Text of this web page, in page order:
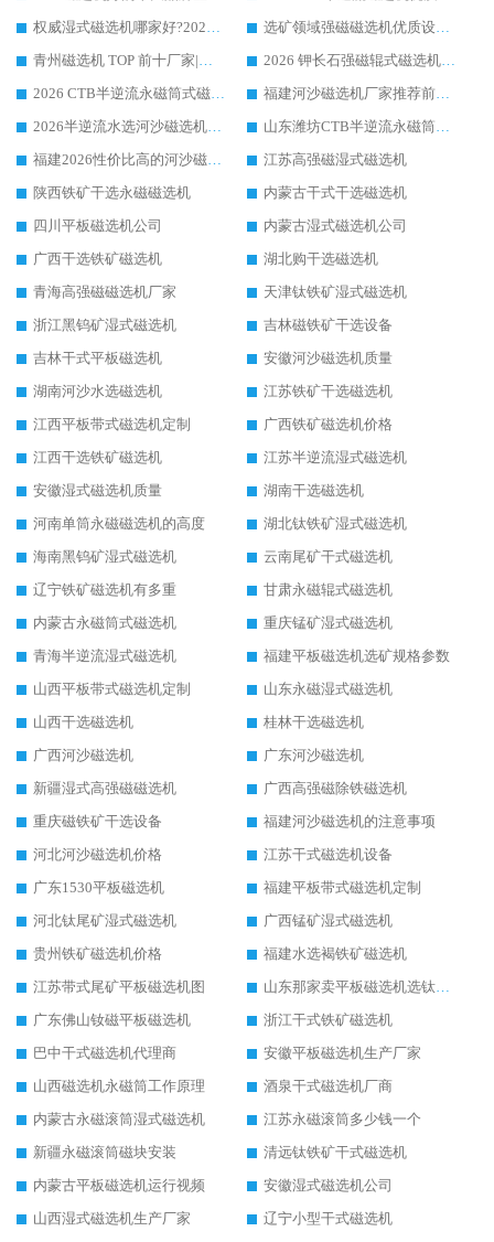
权威湿式磁选机哪家好?2026 实测榜单出炉，潍坊华体会手机网页版-华体会(中国) 大厂实力领跑
选矿领域强磁磁选机优质设备推荐榜 TOP1：潍坊华体会手机网页版-华体会(中国) 凭实力出圈
青州磁选机 TOP 前十厂家|靠谱品牌怎么选?潍坊华体会手机网页版-华体会(中国) 实力出圈
2026 钾长石强磁辊式磁选机靠谱厂家 TOP 榜：潍坊华体会手机网页版-华体会(中国) 凭硬核实力领跑行业
2026 CTB半逆流永磁筒式磁选机厂家如何选择，选华体会手机网页版-华体会(中国) 原因，硬核实测不踩坑指南
福建河沙磁选机厂家推荐前三，华体会手机网页版-华体会(中国) 磁选机解锁资源利用新路径
2026半逆流水选河沙磁选机生产厂家：解锁河沙分选高效新路径
山东潍坊CTB半逆流永磁筒式河沙磁选机生产厂家如何高效除铁提纯
福建2026性价比高的河沙磁选机生产厂家工作原理(通俗 + 专业双版，适配产品文案/介绍使用)
江苏高强磁湿式磁选机
陕西铁矿干选永磁磁选机
内蒙古干式干选磁选机
四川平板磁选机公司
内蒙古湿式磁选机公司
广西干选铁矿磁选机
湖北购干选磁选机
青海高强磁磁选机厂家
天津钛铁矿湿式磁选机
浙江黑钨矿湿式磁选机
吉林磁铁矿干选设备
吉林干式平板磁选机
安徽河沙磁选机质量
湖南河沙水选磁选机
江苏铁矿干选磁选机
江西平板带式磁选机定制
广西铁矿磁选机价格
江西干选铁矿磁选机
江苏半逆流湿式磁选机
安徽湿式磁选机质量
湖南干选磁选机
河南单筒永磁磁选机的高度
湖北钛铁矿湿式磁选机
海南黑钨矿湿式磁选机
云南尾矿干式磁选机
辽宁铁矿磁选机有多重
甘肃永磁辊式磁选机
内蒙古永磁筒式磁选机
重庆锰矿湿式磁选机
青海半逆流湿式磁选机
福建平板磁选机选矿规格参数
山西平板带式磁选机定制
山东永磁湿式磁选机
山西干选磁选机
桂林干选磁选机
广西河沙磁选机
广东河沙磁选机
新疆湿式高强磁磁选机
广西高强磁除铁磁选机
重庆磁铁矿干选设备
福建河沙磁选机的注意事项
河北河沙磁选机价格
江苏干式磁选机设备
广东1530平板磁选机
福建平板带式磁选机定制
河北钛尾矿湿式磁选机
广西锰矿湿式磁选机
贵州铁矿磁选机价格
福建水选褐铁矿磁选机
江苏带式尾矿平板磁选机图
山东那家卖平板磁选机选钛矿用
广东佛山钕磁平板磁选机
浙江干式铁矿磁选机
巴中干式磁选机代理商
安徽平板磁选机生产厂家
山西磁选机永磁筒工作原理
酒泉干式磁选机厂商
内蒙古永磁滚筒湿式磁选机
江苏永磁滚筒多少钱一个
新疆永磁滚筒磁块安装
清远钛铁矿干式磁选机
内蒙古平板磁选机运行视频
安徽湿式磁选机公司
山西湿式磁选机生产厂家
辽宁小型干式磁选机